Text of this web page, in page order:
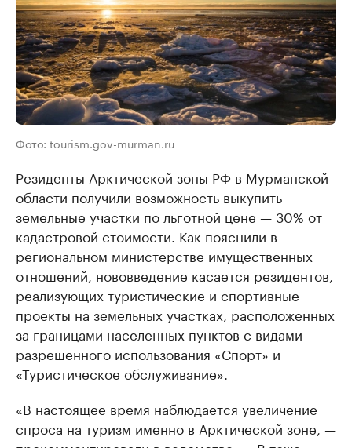
Фото: tourism.gov-murman.ru
Резиденты Арктической зоны РФ в Мурманской
области получили возможность выкупить
земельные участки по льготной цене — 30% от
кадастровой стоимости. Как пояснили в
региональном министерстве имущественных
отношений, нововведение касается резидентов,
реализующих туристические и спортивные
проекты на земельных участках, расположенных
за границами населенных пунктов с видами
разрешенного использования «Спорт» и
«Туристическое обслуживание».
«В настоящее время наблюдается увеличение
спроса на туризм именно в Арктической зоне, —